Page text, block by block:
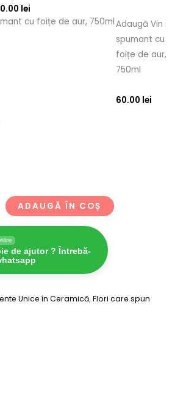
lei
Adaugă Vin
spumant cu
foițe de aur,
750ml
60.00 lei
ADAUGĂ ÎN COȘ
de ajutor ? Întrebă-
Unice în Ceramică,Flori care spun